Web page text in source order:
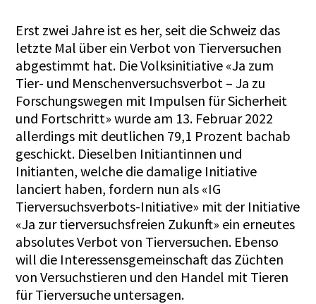
Erst zwei Jahre ist es her, seit die Schweiz das
letzte Mal über ein Verbot von Tierversuchen
abgestimmt hat. Die Volksinitiative «Ja zum
Tier- und Menschenversuchsverbot – Ja zu
Forschungswegen mit Impulsen für Sicherheit
und Fortschritt» wurde am 13. Februar 2022
allerdings mit deutlichen 79,1 Prozent bachab
geschickt. Dieselben Initiantinnen und
Initianten, welche die damalige Initiative
lanciert haben, fordern nun als «IG
Tierversuchsverbots-Initiative» mit der Initiative
«Ja zur tierversuchsfreien Zukunft» ein erneutes
absolutes Verbot von Tierversuchen. Ebenso
will die Interessensgemeinschaft das Züchten
von Versuchstieren und den Handel mit Tieren
für Tierversuche untersagen.